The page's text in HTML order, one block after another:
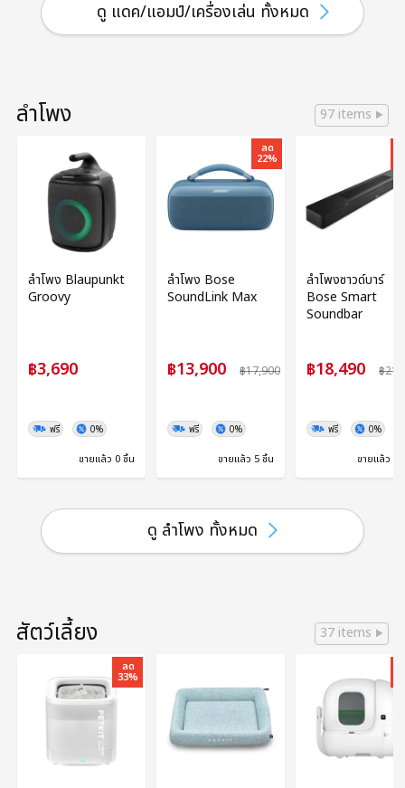
ดู แดค/แอมป์/เครื่องเล่น ทั้งหมด
ลำโพง 97 items
ลำโพง Blaupunkt
Groovy
฿3,690
ฟรี 0%
ขายแล้ว 0 ชิ้น
ลด
22%
ลำโพง Bose
SoundLink Max
฿13,900 ฿17,900
ฟรี 0%
ขายแล้ว 5 ชิ้น
ลำโพงซาวด์บาร์
Bose Smart
Soundbar
฿18,490 ฿
ฟรี 0%
ขายแล้ว 0
ดู ลำโพง ทั้งหมด
สัตว์เลี้ยง 37 items
ลด
33%